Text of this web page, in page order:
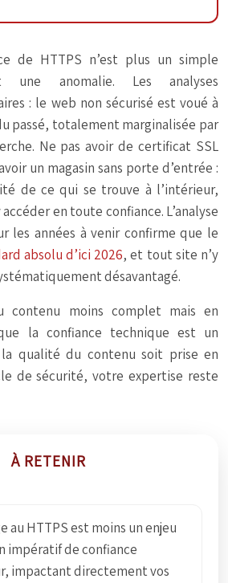
de HTTPS n’est plus un simple
une anomalie. Les analyses
: le web non sécurisé est voué à
passé, totalement marginalisée par
Ne pas avoir de certificat SSL
un magasin sans porte d’entrée :
de ce qui se trouve à l’intérieur,
en toute confiance. L’analyse
les années à venir confirme que le
absolu d’ici 2026, et tout site n’y
désavantagé.
contenu moins complet mais en
la confiance technique est un
qualité du contenu soit prise en
de sécurité, votre expertise reste
À RETENIR
au HTTPS est moins un enjeu
impératif de confiance
impactant directement vos